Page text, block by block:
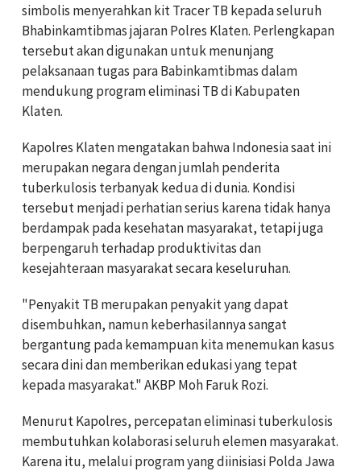
simbolis menyerahkan kit Tracer TB kepada seluruh
Bhabinkamtibmas jajaran Polres Klaten. Perlengkapan
tersebut akan digunakan untuk menunjang
pelaksanaan tugas para Babinkamtibmas dalam
mendukung program eliminasi TB di Kabupaten
Klaten.
Kapolres Klaten mengatakan bahwa Indonesia saat ini
merupakan negara dengan jumlah penderita
tuberkulosis terbanyak kedua di dunia. Kondisi
tersebut menjadi perhatian serius karena tidak hanya
berdampak pada kesehatan masyarakat, tetapi juga
berpengaruh terhadap produktivitas dan
kesejahteraan masyarakat secara keseluruhan.
"Penyakit TB merupakan penyakit yang dapat
disembuhkan, namun keberhasilannya sangat
bergantung pada kemampuan kita menemukan kasus
secara dini dan memberikan edukasi yang tepat
kepada masyarakat." AKBP Moh Faruk Rozi.
Menurut Kapolres, percepatan eliminasi tuberkulosis
membutuhkan kolaborasi seluruh elemen masyarakat.
Karena itu, melalui program yang diinisiasi Polda Jawa